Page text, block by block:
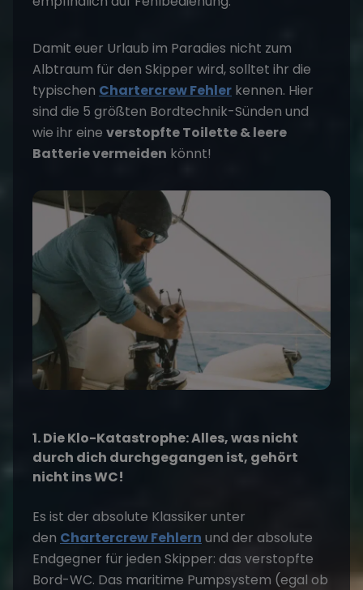
Damit euer Urlaub im Paradies nicht zum
Albtraum für den Skipper wird, solltet ihr die
typischen Chartercrew Fehler kennen. Hier
sind die 5 größten Bordtechnik-Sünden und
wie ihr eine verstopfte Toilette & leere
Batterie vermeiden könnt!
1. Die Klo-Katastrophe: Alles, was nicht
durch dich durchgegangen ist, gehört
nicht ins WC!
Es ist der absolute Klassiker unter
den Chartercrew Fehlern und der absolute
Endgegner für jeden Skipper: das verstopfte
Bord-WC. Das maritime Pumpsystem (egal ob